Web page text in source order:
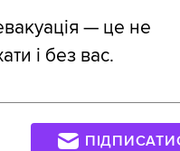
— це не
і без вас.